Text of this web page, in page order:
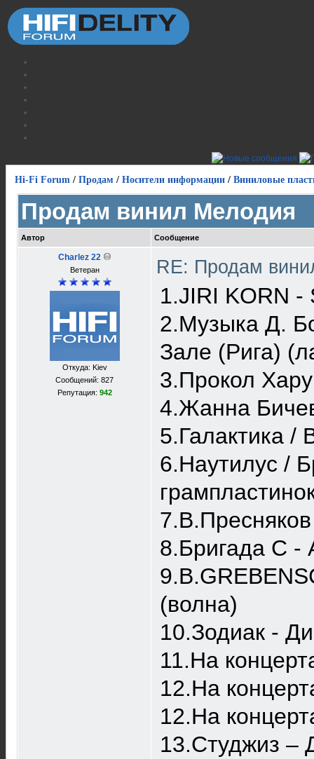
Hi-Fi Forum / Продам / Носители информации / Виниловые
Продам винил Мелодия
Автор Сообщение
Charlez 22
Ветеран
Откуда: Kiev
Сообщений: 827
Репутация: 942
RE: Продам
1.JIRI KORN -
2.Музыка Д.
Зале (Рига)
3.Прокол
4.Жанна
5.Галактика /
6.Наутилус /
8.Бригада С -
(волна)
10.Зодиак -
11.На
12.На
12.На
13.Студжиз‎ –